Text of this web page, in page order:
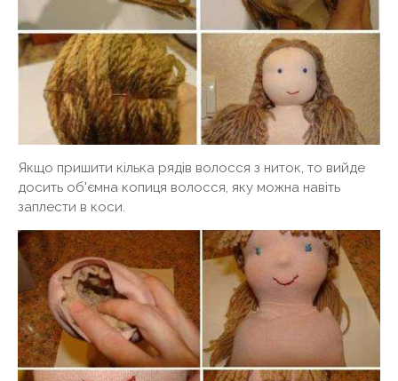
Якщо пришити кілька рядів волосся з ниток, то вийде
досить об'ємна копиця волосся, яку можна навіть
заплести в коси.